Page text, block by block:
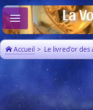
La
Accueil > Le livred'or des